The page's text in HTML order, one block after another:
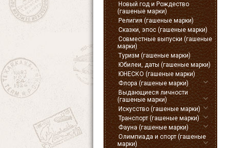
Новый год и Рождество
(гашеные марки)
Религия (гашеные марки)
Сказки, эпос (гашеные марки)
Совместные выпуски (гашеные
марки)
Туризм (гашеные марки)
Юбилеи, даты (гашеные марки)
ЮНЕСКО (гашеные марки)
Флора (гашеные марки)
Выдающиеся личности
(гашеные марки)
Искусство (гашеные марки)
Транспорт (гашеные марки)
Фауна (гашеные марки)
Олимпиада и спорт (гашеные
марки)